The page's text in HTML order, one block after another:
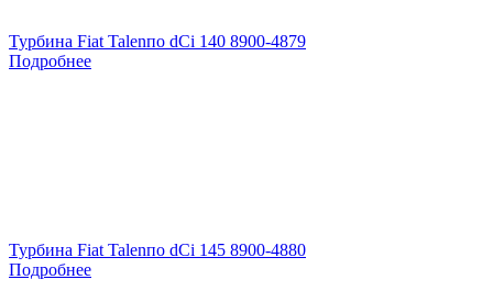
Турбина Fiat Talenпо dCi 140 8900-4879
Подробнее
Турбина Fiat Talenпо dCi 145 8900-4880
Подробнее